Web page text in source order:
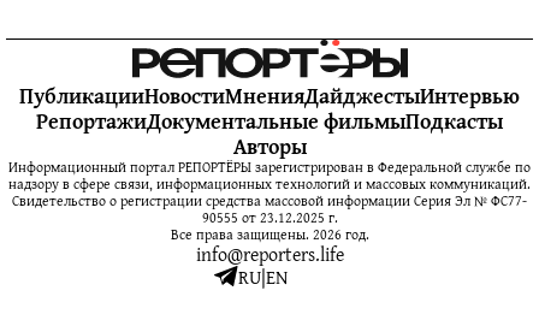
ПубликацииНовостиМненияДайджестыИнтервью
РепортажиДокументальные фильмыПодкасты
Авторы
Информационный портал РЕПОРТЁРЫ зарегистрирован в Федеральной службе по
надзору в сфере связи, информационных технологий и массовых коммуникаций.
Свидетельство о регистрации средства массовой информации Серия Эл № ФС77-
90555 от 23.12.2025 г.
Все права защищены. 2026 год.
info@reporters.life
RU|EN